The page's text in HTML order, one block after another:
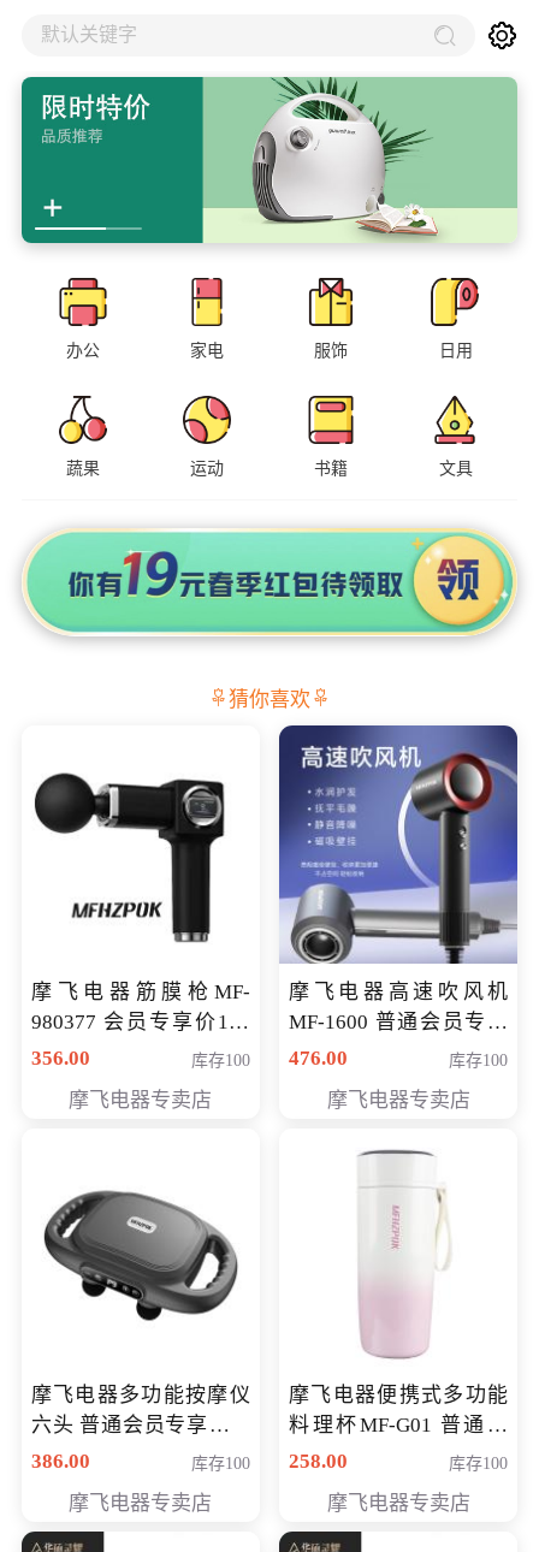
默认关键字
办公 家电 服饰 日用
蔬果 运动 书籍 文具
猜你喜欢
摩飞电器筋膜枪MF-
980377 会员专享价199
元
356.00 库存100
摩飞电器专卖店
摩飞电器高速吹风机
MF-1600 普通会员专享
价298元
476.00 库存100
摩飞电器专卖店
摩飞电器多功能按摩仪
六头 普通会员专享价格
199元
386.00 库存100
摩飞电器专卖店
摩飞电器便携式多功能
料理杯MF-G01 普通会
员专享价格118元
258.00 库存100
摩飞电器专卖店